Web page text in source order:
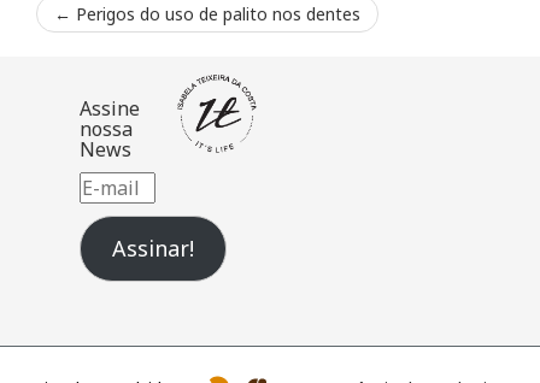
← Perigos do uso de palito nos dentes
Assine
nossa
News
E-
mail
Assinar!